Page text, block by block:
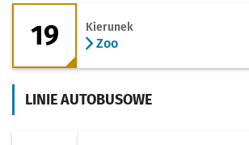
19 - kierunek Zoo
19 Kierunek
Zoo
LINIE AUTOBUSOWE
102 - kierunek